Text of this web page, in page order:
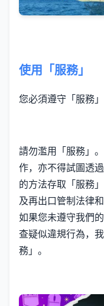
使用「服務」
您必須遵守「服務
請勿濫用「服務」
作，亦不得試圖透
的方法存取「服務
及再出口管制法律
如果您未遵守我們
查疑似違規行為，
務」。